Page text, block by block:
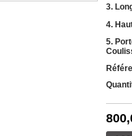
3.
4.
5.